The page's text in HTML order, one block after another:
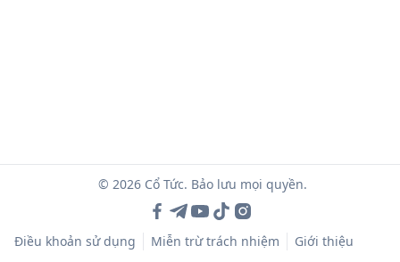
© 2026 Cổ Tức. Bảo lưu mọi quyền.
Điều khoản sử dụng Miễn trừ trách nhiệm Giới thiệu